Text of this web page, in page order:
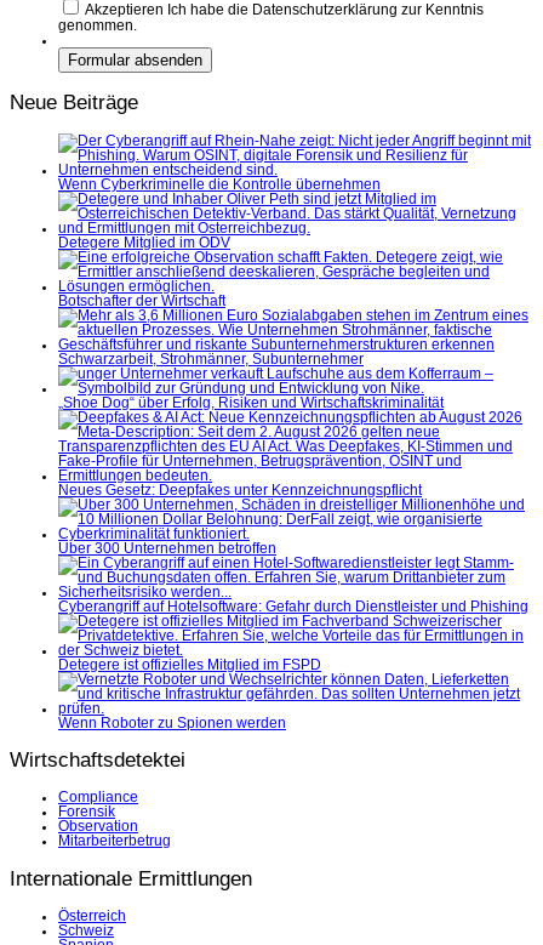
Akzeptieren Ich habe die Datenschutzerklärung zur Kenntnis
genommen.
Neue Beiträge
Wenn Cyberkriminelle die Kontrolle übernehmen
Detegere Mitglied im ÖDV
Botschafter der Wirtschaft
Schwarzarbeit, Strohmänner, Subunternehmer
„Shoe Dog“ über Erfolg, Risiken und Wirtschaftskriminalität
Neues Gesetz: Deepfakes unter Kennzeichnungspflicht
Über 300 Unternehmen betroffen
Cyberangriff auf Hotelsoftware: Gefahr durch Dienstleister und Phishing
Detegere ist offizielles Mitglied im FSPD
Wenn Roboter zu Spionen werden
Wirtschaftsdetektei
Compliance
Forensik
Observation
Mitarbeiterbetrug
Internationale Ermittlungen
Österreich
Schweiz